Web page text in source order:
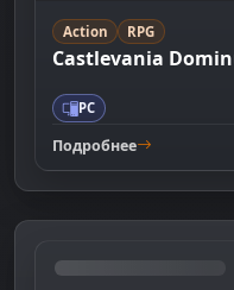
Action RPG
Castlevania
PC
Подробнее